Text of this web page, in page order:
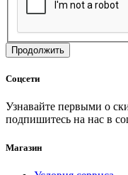
Продолжить
Соцсети
Узнавайте первыми о
подпишитесь на нас в
Магазин